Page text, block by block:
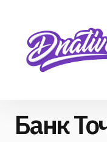
Банк